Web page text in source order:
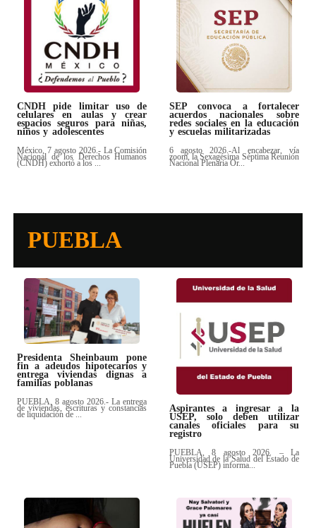
CNDH pide limitar uso de
celulares en aulas y crear
espacios seguros para niñas,
niños y adolescentes
México, 7 agosto 2026.- La Comisión
Nacional de los Derechos Humanos
(CNDH) exhortó a los ...
SEP convoca a fortalecer
acuerdos nacionales sobre
redes sociales en la educación
y escuelas militarizadas
6 agosto 2026.-Al encabezar, vía
zoom, la Sexagésima Séptima Reunión
Nacional Plenaria Or...
PUEBLA
Presidenta Sheinbaum pone
fin a adeudos hipotecarios y
entrega viviendas dignas a
familias poblanas
PUEBLA, 8 agosto 2026.- La entrega
de viviendas, escrituras y constancias
de liquidación de ...
Aspirantes a ingresar a la
USEP, solo deben utilizar
canales oficiales para su
registro
PUEBLA, 8 agosto 2026. – La
Universidad de la Salud del Estado de
Puebla (USEP) informa...